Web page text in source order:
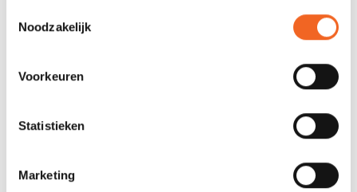
Noodzakelijk
Voorkeuren
Statistieken
Marketing
Dek: GRP mat, Kevlar/Carbon versterkt
Bodem: Kevlar/Carbon, GRP mat
Dek: Kevlar/Carbon Infusion